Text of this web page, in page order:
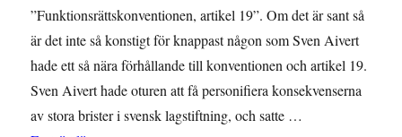
”Funktionsrättskonventionen, artikel 19”. Om det är sant så
är det inte så konstigt för knappast någon som Sven Aivert
hade ett så nära förhållande till konventionen och artikel 19.
Sven Aivert hade oturen att få personifiera konsekvenserna
av stora brister i svensk lagstiftning, och satte …